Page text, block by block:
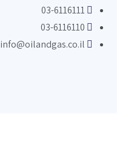
03-6116111
03-6116110
info@oilandgas.co.il